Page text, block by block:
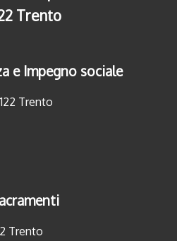
Trento
e Impegno sociale
Trento
Trento